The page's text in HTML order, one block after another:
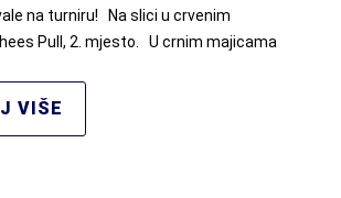
na turniru! Na slici u crvenim
Pull, 2. mjesto. U crnim majicama
VIŠE